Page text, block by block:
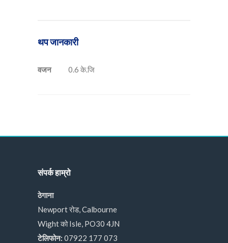
थप जानकारी
वजन 0.6 के.जि
संपर्क हाम्रो
ठेगाना
Newport रोड, Calbourne
Wight को Isle, PO30 4JN
टेलिफोन: 07922 177 073